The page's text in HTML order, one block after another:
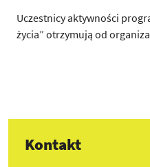
Uczestnicy aktywności
życia” otrzymują od
Kontakt